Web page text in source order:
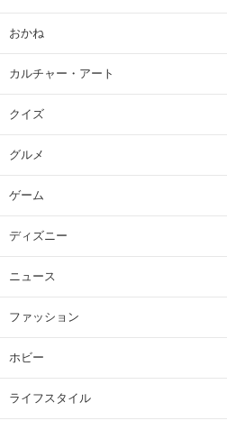
おかね
カルチャー・アート
クイズ
グルメ
ゲーム
ディズニー
ニュース
ファッション
ホビー
ライフスタイル